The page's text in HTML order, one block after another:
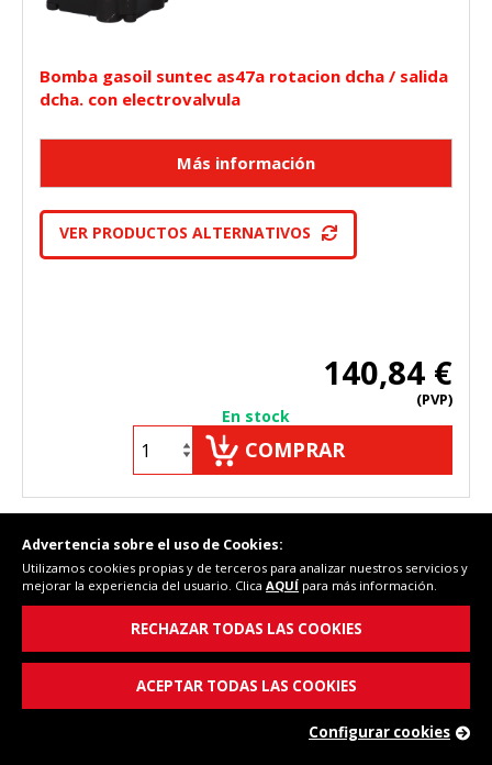
Bomba gasoil suntec as47a rotacion dcha / salida
dcha. con electrovalvula
VER PRODUCTOS ALTERNATIVOS
140,84 €
(PVP)
En stock
COMPRAR
Advertencia sobre el uso de Cookies:
Utilizamos cookies propias y de terceros para analizar nuestros servicios y
mejorar la experiencia del usuario. Clica AQUÍ para más información.
RECHAZAR TODAS LAS COOKIES
ACEPTAR TODAS LAS COOKIES
Configurar cookies